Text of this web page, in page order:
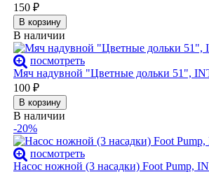
150 ₽
В корзину
В наличии
посмотреть
Мяч надувной "Цветные дольки 51",
100 ₽
В корзину
В наличии
-20%
посмотреть
Насос ножной (3 насадки) Foot Pump,